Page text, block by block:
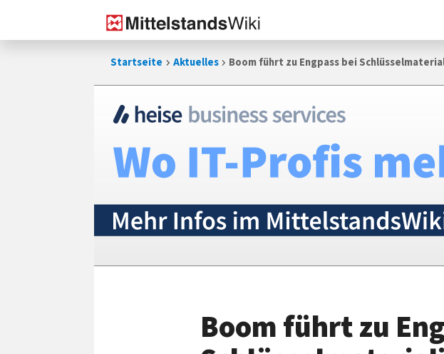
Startseite Aktuelles Boom führt zu Engpass bei
Boom führt zu